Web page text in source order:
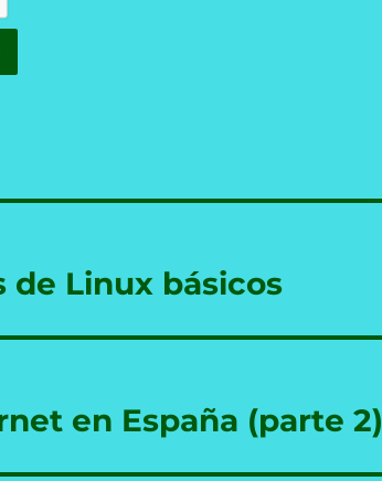
de Linux básicos
en España (parte 2)